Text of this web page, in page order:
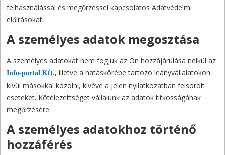
felhasználással és megőrzéssel kapcsolatos Adatvédelmi
előírásokat.
A személyes adatok megosztása
A személyes adatokat nem fogjuk az Ön hozzájárulása nélkül az
Info-portal Kft., illetve a hatáskörébe tartozó leányvállalatokon
kívül másokkal közölni, kivéve a jelen nyilatkozatban felsorolt
eseteket. Kötelezettséget vállalunk az adatok titkosságának
megőrzésére.
A személyes adatokhoz történő
hozzáférés